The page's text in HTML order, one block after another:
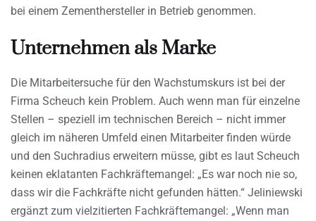
bei einem Zementhersteller in Betrieb genommen.
Unternehmen als Marke
Die Mitarbeitersuche für den Wachstumskurs ist bei der
Firma Scheuch kein Problem. Auch wenn man für einzelne
Stellen – speziell im technischen Bereich – nicht immer
gleich im näheren Umfeld einen Mitarbeiter finden würde
und den Suchradius erweitern müsse, gibt es laut Scheuch
keinen eklatanten Fachkräftemangel: „Es war noch nie so,
dass wir die Fachkräfte nicht gefunden hätten.“ Jeliniewski
ergänzt zum vielzitierten Fachkräftemangel: „Wenn man